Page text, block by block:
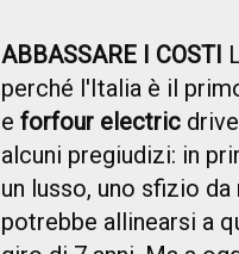
ABBASSARE I COSTI
perché l'Italia è il
e forfour electric
alcuni pregiudizi: in
un lusso, uno sfizio
potrebbe allinearsi a